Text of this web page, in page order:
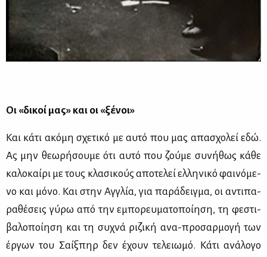
Οι «δι­κοί μας» και οι «ξέ­νοι»
Και κά­τι ακό­μη σχε­τι­κό με αυ­τό που μας απα­σχο­λεί εδώ.
Ας μην θε­ω­ρή­σου­με ότι αυ­τό που ζού­με συ­νή­θως κά­θε
κα­λο­καί­ρι με τους κλα­σι­κούς απο­τε­λεί ελ­λη­νι­κό φαι­νό­με­
νο και μό­νο. Και στην Aγ­γλία, για πα­ρά­δειγ­μα, οι αντι­πα­
ρα­θέ­σεις γύ­ρω από την εμπο­ρευ­μα­το­ποί­η­ση, τη φε­στι­
βα­λο­ποί­η­ση και τη συ­χνά ρι­ζι­κή ανα-προ­σαρ­μο­γή των
έρ­γων του Σαίξ­πηρ δεν έχουν τε­λειω­μό. Κά­τι ανά­λο­γο